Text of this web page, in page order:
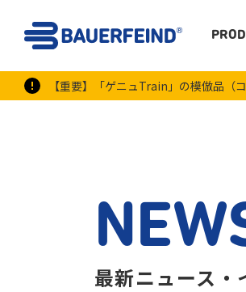
【重要】「ゲニュTrain」の模倣品（
最新ニュース・